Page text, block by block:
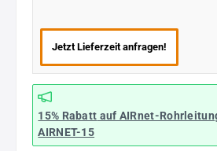
Jetzt Lieferzeit anfragen!
15% Rabatt auf AIRnet-
AIRNET-15